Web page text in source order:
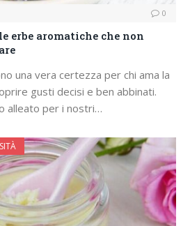
0
erbe aromatiche che non
una vera certezza per chi ama la
gusti decisi e ben abbinati.
alleato per i nostri…